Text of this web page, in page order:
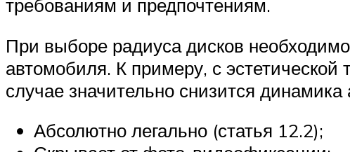
требованиям и предпочтениям.
При выборе радиуса дисков
автомобиля. К примеру, с
случае значительно снизится
Абсолютно легально (статья 12.2);